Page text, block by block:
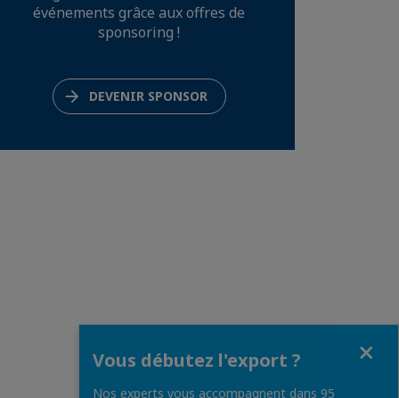
événements grâce aux offres de
sponsoring !
DEVENIR SPONSOR
Vous débutez l'export ?
Nos experts vous accompagnent dans 95